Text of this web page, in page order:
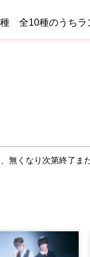
全10種のうちラ
無くなり次第終了